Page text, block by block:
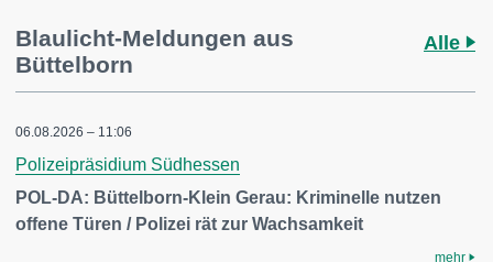
Blaulicht-Meldungen aus
Büttelborn
Alle
06.08.2026 – 11:06
Polizeipräsidium Südhessen
POL-DA: Büttelborn-Klein Gerau: Kriminelle nutzen
offene Türen / Polizei rät zur Wachsamkeit
mehr